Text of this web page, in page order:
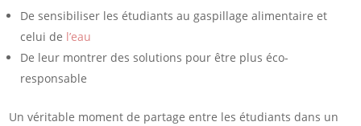
De sensibiliser les étudiants au gaspillage alimentaire et
celui de l’eau
De leur montrer des solutions pour être plus éco-
responsable
Un véritable moment de partage entre les étudiants dans un